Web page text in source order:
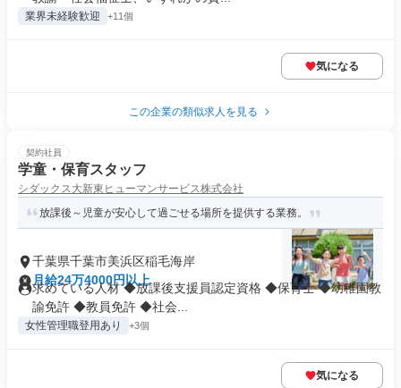
業界未経験歓迎 +11個
気になる
この企業の類似求人を見る
契約社員
学童・保育スタッフ
シダックス大新東ヒューマンサービス株式会社
放課後～児童が安心して過ごせる場所を提供する業務。
千葉県千葉市美浜区稲毛海岸
月給24万4000円以上
求めている人材 ◆放課後支援員認定資格 ◆保育士 ◆幼稚園教
諭免許 ◆教員免許 ◆社会...
女性管理職登用あり +3個
気になる